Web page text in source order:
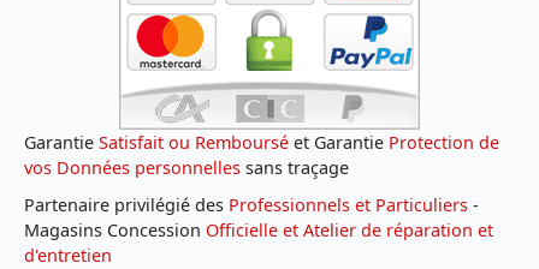
Garantie Satisfait ou Remboursé et Garantie Protection de
vos Données personnelles sans traçage
Partenaire privilégié des Professionnels et Particuliers -
Magasins Concession Officielle et Atelier de réparation et
d'entretien